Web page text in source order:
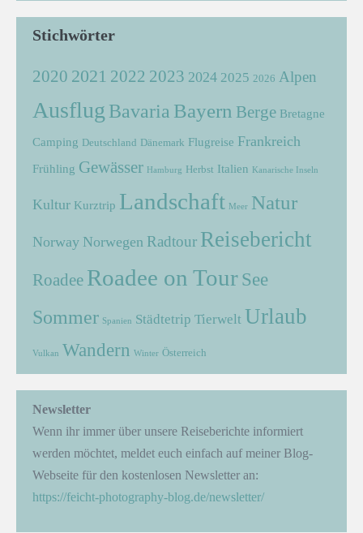
Stichwörter
2020 2021 2022 2023 2024 2025 2026 Alpen
Ausflug Bavaria Bayern Berge Bretagne
Camping Deutschland Dänemark Flugreise Frankreich
Frühling Gewässer Hamburg Herbst Italien Kanarische Inseln
Kultur Kurztrip Landschaft Meer Natur
Norway Norwegen Radtour Reisebericht
Roadee Roadee on Tour See
Sommer Spanien Städtetrip Tierwelt Urlaub
Vulkan Wandern Winter Österreich
Newsletter
Wenn ihr immer über unsere Reiseberichte informiert
werden möchtet, meldet euch einfach auf meiner Blog-
Webseite für den kostenlosen Newsletter an:
https://feicht-photography-blog.de/newsletter/